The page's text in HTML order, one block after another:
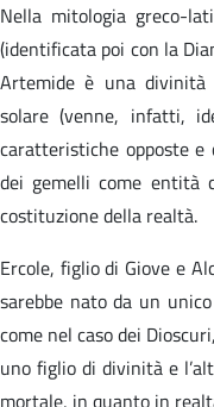
Nella mitologia greco-
(identificata poi con la
Artemide è una
solare (venne, infatti,
caratteristiche opposte e
dei gemelli come entità
costituzione della realtà.
Ercole, figlio di Giove e
sarebbe nato da un
come nel caso dei
uno figlio di divinità e
mortale, in quanto in